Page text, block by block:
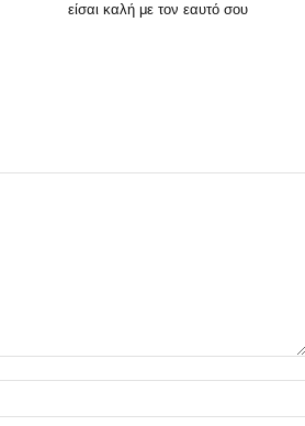
είσαι καλή με τον εαυτό σου